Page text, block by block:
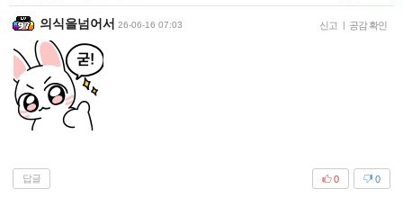
의식을넘어서 26-06-16 07:03 신고 | 공감 확인
답글 0
0